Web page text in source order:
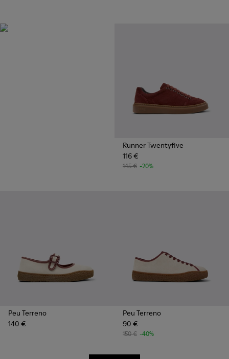
Runner Twentyfive
116 €
145 € -20%
Peu Terreno
140 €
Peu Terreno
90 €
150 € -40%